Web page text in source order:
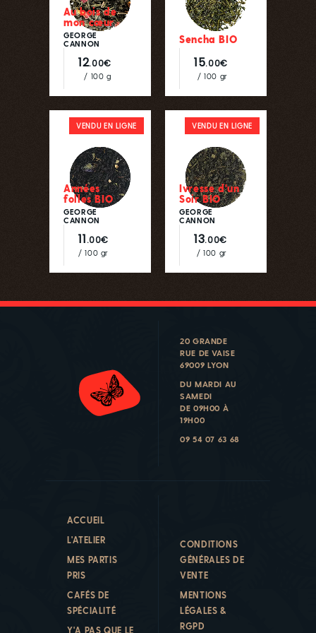
Au bois de
mon cœur
GEORGE
CANNON
12.00€
/ 100 g
Sencha BIO
15.00€
/ 100 gr
VENDU EN LIGNE
Années
folles BIO
GEORGE
CANNON
11.00€
/ 100 gr
VENDU EN LIGNE
Ivresse d'un
Soir BIO
GEORGE
CANNON
13.00€
/ 100 gr
20 GRANDE
RUE DE VAISE
69009 LYON
DU MARDI AU
SAMEDI
DE 09H00 À
19H00
09 54 07 63 68
ACCUEIL
L'ATELIER
MES PARTIS
PRIS
CAFÉS DE
SPÉCIALITÉ
Y'A PAS QUE LE
CONDITIONS
GÉNÉRALES DE
VENTE
MENTIONS
LÉGALES &
RGPD